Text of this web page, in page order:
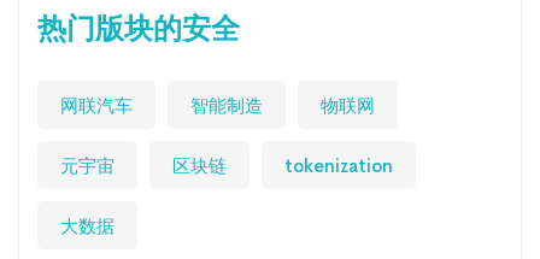
热门版块的安全
网联汽车 智能制造 物联网
元宇宙 区块链 tokenization
大数据